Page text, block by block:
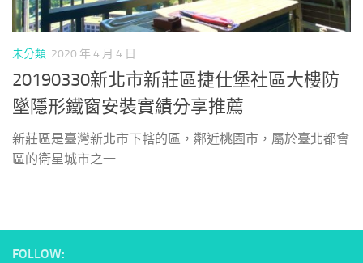
未分類 2020 年 4 月 4 日
20190330新北市新莊區捷仕堡社區大樓防
墜隱形鐵窗安裝實績分享推薦
新莊區是臺灣新北市下轄的區，鄰近桃園市，屬於臺北都會
區的衛星城市之一...
FOLLOW: